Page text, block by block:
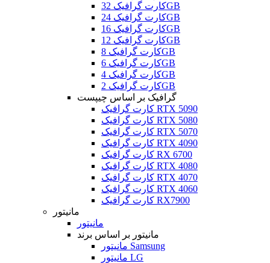
کارت گرافیک 32GB
کارت گرافیک 24GB
کارت گرافیک 16GB
کارت گرافیک 12GB
کارت گرافیک 8GB
کارت گرافیک 6GB
کارت گرافیک 4GB
کارت گرافیک 2GB
گرافیک بر اساس چیپست
کارت گرافیک RTX 5090
کارت گرافیک RTX 5080
کارت گرافیک RTX 5070
کارت گرافیک RTX 4090
کارت گرافیک RX 6700
کارت گرافیک RTX 4080
کارت گرافیک RTX 4070
کارت گرافیک RTX 4060
کارت گرافیک RX7900
مانیتور
مانیتور
مانیتور بر اساس برند
مانیتور Samsung
مانیتور LG